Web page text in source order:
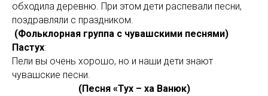
обходила деревню. При этом дети распевали песни,
поздравляли с праздником.
(Фольклорная группа с чувашскими песнями)
Пастух:
Пели вы очень хорошо, но и наши дети знают
чувашские песни.
(Песня «Тух – ха Ванюк)